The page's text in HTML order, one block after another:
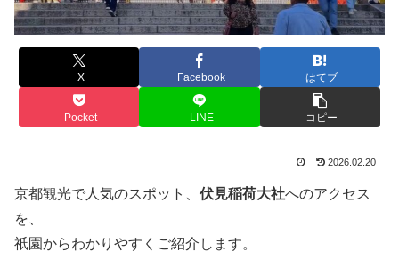
X Facebook はてブ
Pocket LINE コピー
2026.02.20
京都観光で人気のスポット、 伏見稲荷大社へのアクセス
を、
祇園からわかりやすくご紹介します。